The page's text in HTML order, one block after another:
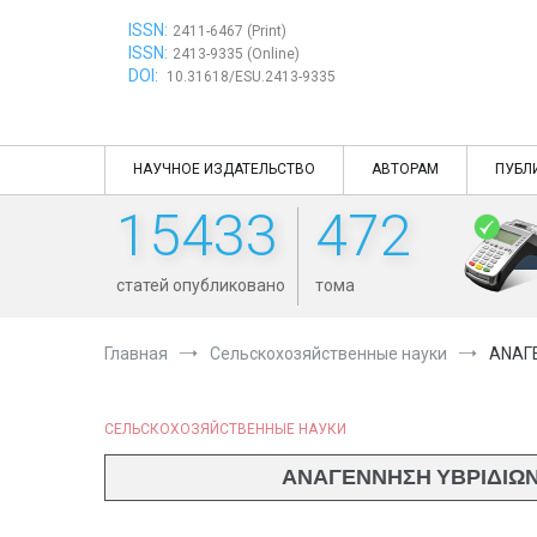
ISSN: 2411-6467 (Print)
ISSN: 2413-9335 (Online)
DOI: 10.31618/ESU.2413-9335
НАУЧНОЕ ИЗДАТЕЛЬСТВО АВТОРАМ
15433
статей опубликовано
472
тома
Главная Сельскохозяйственные науки
СЕЛЬСКОХОЗЯЙСТВЕННЫЕ НАУКИ
ΑΝΑΓΕΝΝΗΣΗ